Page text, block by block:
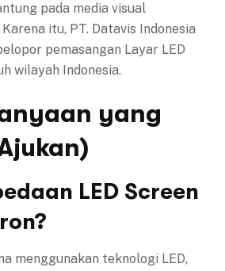
pada media visual
itu, PT. Datavis Indonesia
pemasangan Layar LED
wilayah Indonesia.
yang
LED Screen
menggunakan teknologi LED,